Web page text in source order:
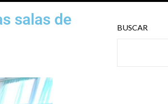
salas de
BUSCAR